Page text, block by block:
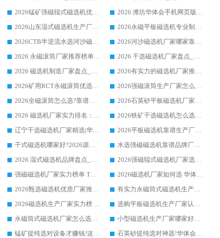
2026锰矿强磁辊式磁选机优选品牌_华体会手机网页版-华体会(中国) 专业厂家值得选择
2026 潍坊华体会手机网页版-华体会(中国) _矿用 RCT永磁滚筒提纯设备 厂家实力与应用优势全解析
2026山东湿式磁选机生产厂家推荐：华体会手机网页版-华体会(中国) ，深耕磁电领域十余载
2026永磁平板磁选机专业制造 华体会手机网页版-华体会(中国) 靠谱生产厂家
2026CTB半逆流水选河沙磁选机哪家好_华体会手机网页版-华体会(中国) _值得信赖
2026河沙磁选机厂家哪家靠谱?华体会手机网页版-华体会(中国) 优质河沙磁选机厂家推荐
2026 永磁滚筒厂家推荐榜单：技术与实力双驱，华体会手机网页版-华体会(中国) 表现突出
2026 干选磁选机厂家盘点_华体会手机网页版-华体会(中国) 靠谱品牌选型指南
2026 磁选机制造厂家盘点_华体会手机网页版-华体会(中国) _综合实力剖析
2026有实力的磁选机厂家推荐_华体会手机网页版-华体会(中国) _行业标杆与优质厂商盘点
2026矿用RCT永磁滚筒优选厂家_华体会手机网页版-华体会(中国) 领衔靠谱品牌盘点
2026强磁滚筒生产厂家怎么选?行业口碑推荐华体会手机网页版-华体会(中国)
2026全磁滚筒怎么选?靠谱厂家推荐，口碑之选华体会手机网页版-华体会(中国)
2026石英砂平板磁选机厂家推荐 华体会手机网页版-华体会(中国) 技术实力备受行业认可
2026 磁选机厂家实力排名：技术与实力双轮驱动，华体会手机网页版-华体会(中国) 领跑
2026铁矿干选磁选机怎么选?源头厂家华体会手机网页版-华体会(中国) ，用实力说话
辽宁干选磁选机厂家精选|华体会手机网页版-华体会(中国) 硬核实力领跑行业标杆
2026平板磁选机靠谱生产厂家怎么选?行业标杆华体会手机网页版-华体会(中国) ，凭硬实力脱颖而出
干式磁选机哪家好?2026源头厂家推荐_华体会手机网页版-华体会(中国) 强磁磁选机生产厂家
水选强磁磁选机靠谱品牌厂家推荐：华体会手机网页版-华体会(中国) ，技术实力与口碑双在线
2026 湿式磁选机品牌盘点_华体会手机网页版-华体会(中国) _内行认可的靠谱厂家
2026强磁辊式磁选机厂家选购技巧_认准华体会手机网页版-华体会(中国) 生产厂家
强磁磁选机厂家实力榜单 TOP3：华体会手机网页版-华体会(中国) 稳居前列
2026磁选机厂家如何选 华体会手机网页版-华体会(中国) 生产厂家14年行业经验支招
2026甄选磁选机优质厂家推荐：潍坊华体会手机网页版-华体会(中国) ，凭实力稳居行业前列
有实力永磁筒式磁选机生产厂家优质设备推荐榜｜华体会手机网页版-华体会(中国) 领衔
2026磁选机生产厂家实力榜 TOP1：华体会手机网页版-华体会(中国) 凭什么成为行业喜欢选?
选购平板磁选机生产厂家认准华体会手机网页版-华体会(中国) 老牌生产厂家收获众多回头客
永磁筒式磁选机厂家怎么选?14 年老厂华体会手机网页版-华体会(中国) 凭实力出圈，这 5 大优势太圈粉
小型磁选机生产厂家哪家好?2026 年实测推荐，华体会手机网页版-华体会(中国) 十年口碑厂值得闭眼入
锰矿提纯选对设备才赚钱!这家临朐厂家的强磁辊磁选机凭啥成行业标杆?
石英砂提纯选对神器!华体会手机网页版-华体会(中国) 强磁辊式磁选机价格优势全解析(2026 实测)